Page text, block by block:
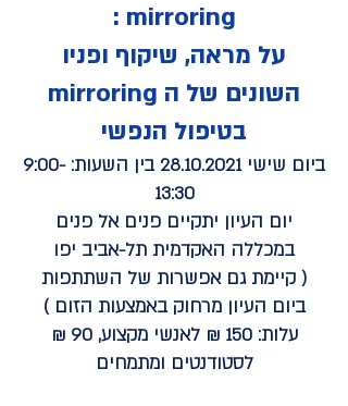
mirroring :
על מראה, שיקוף ופניו
השונים של ה mirroring
בטיפול הנפשי
ביום שישי28.10.2021
בין השעות: 9:00-
13:30
יום העיון יתקיים פנים אל פנים
במכללה האקדמית תל-אביב יפו
(קיימת גם אפשרות של השתתפות
ביום העיון מרחוק באמצעות הזום )
עלות: 150 ₪ לאנשי מקצוע, 90 ₪
לסטודנטים ומתמחים